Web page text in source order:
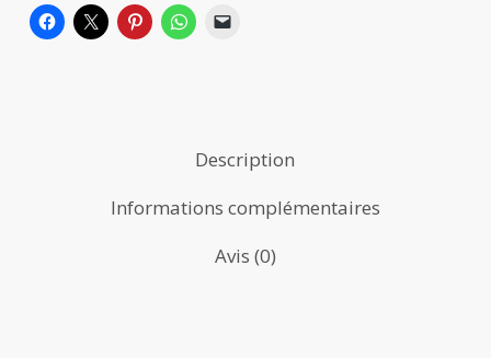
Description
Informations complémentaires
Avis (0)